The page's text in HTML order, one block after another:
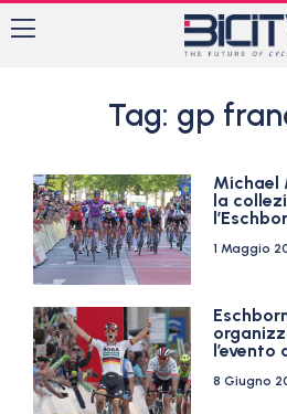
Tag: gp
Michael
la
1 Maggio
l’evento
8 Giugno